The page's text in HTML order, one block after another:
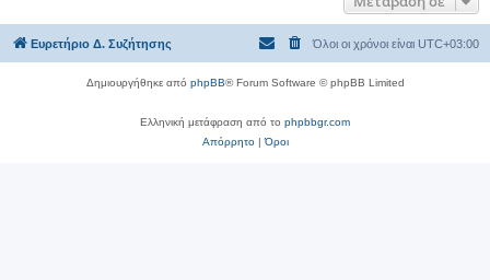
Ευρετήριο Δ. Συζήτησης Όλοι οι χρόνοι είναι UTC+03:00
Δημιουργήθηκε από phpBB® Forum Software © phpBB Limited
Ελληνική μετάφραση από το phpbbgr.com
Απόρρητο|Όροι